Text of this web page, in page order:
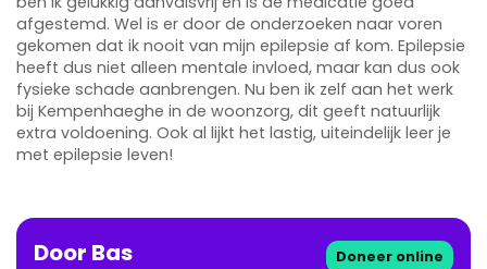
afgestemd. Wel is er door de onderzoeken naar voren
gekomen dat ik nooit van mijn epilepsie af kom. Epilepsie
heeft dus niet alleen mentale invloed, maar kan dus ook
fysieke schade aanbrengen. Nu ben ik zelf aan het werk
bij Kempenhaeghe in de woonzorg, dit geeft natuurlijk
extra voldoening. Ook al lijkt het lastig, uiteindelijk leer je
met epilepsie leven!
Door Bas Doneer online